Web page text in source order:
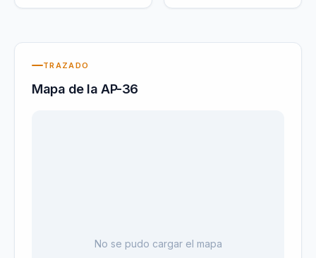
TRAZADO
Mapa de laAP-36
No se pudo cargar el mapa